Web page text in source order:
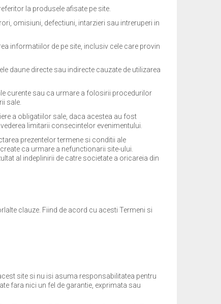
la produsele afisate pe site.
omisiuni, defectiuni, intarzieri sau intreruperi in
informatiilor de pe site, inclusiv cele care provin
daune directe sau indirecte cauzate de utilizarea
curente sau ca urmare a folosirii procedurilor
sale.
a obligatiilor sale, daca acestea au fost
limitarii consecintelor evenimentului.
prezentelor termene si conditii ale
ca urmare a nefunctionarii site-ului.
al indeplinirii de catre societate a oricareia din
clauze. Fiind de acord cu acesti Termeni si
site si nu isi asuma responsabilitatea pentru
fara nici un fel de garantie, exprimata sau